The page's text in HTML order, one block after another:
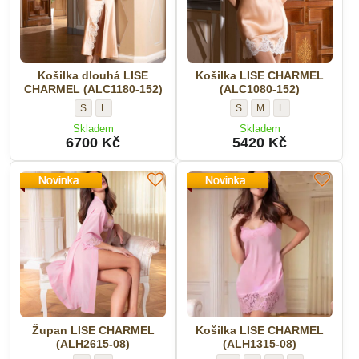
Košilka dlouhá LISE
CHARMEL (ALC1180-152)
Košilka
dlouhá
LISE
(ALC1180-
152)
-
Velikost:
S
Košilka
LISE
(ALC1180-
152)
-
Velikost:
L
Skladem
6700 Kč
Košilka LISE CHARMEL
(ALC1080-152)
Košilka
LISE
CHARMEL
152)
-
Velikost:
S
Košilka
LISE
CHARMEL
152)
-
Velikost:
M
Košilka
CHARMEL
152)
-
Velikost:
L
Skladem
5420 Kč
Župan LISE CHARMEL
(ALH2615-08)
Košilka LISE CHARMEL
(ALH1315-08)